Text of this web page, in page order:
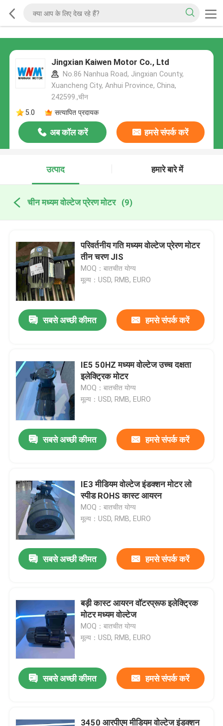
Jingxian Kaiwen Motor Co., Ltd
No.86 Nanhua Road, Jingxian County,
Xuancheng City, Anhui Province, China,
242599.,चीन
5.0
सत्यापित प्रदायक
अब कॉल करें हमसे संपर्क करें
उत्पाद हमारे बारे में
चीन मध्यम वोल्टेज प्रेरण मोटर (9)
परिवर्तनीय गति मध्यम वोल्टेज प्रेरण मोटर
तीन चरण JIS
MOQ：बातचीत योग्य
मूल्य：USD, RMB, EURO
सबसे अच्छी कीमत हमसे संपर्क करें
IE5 50HZ मध्यम वोल्टेज उच्च दक्षता
इलेक्ट्रिक मोटर
MOQ：बातचीत योग्य
मूल्य：USD, RMB, EURO
सबसे अच्छी कीमत हमसे संपर्क करें
IE3 मीडियम वोल्टेज इंडक्शन मोटर लो
स्पीड ROHS कास्ट आयरन
MOQ：बातचीत योग्य
मूल्य：USD, RMB, EURO
सबसे अच्छी कीमत हमसे संपर्क करें
बड़ी कास्ट आयरन वॉटरप्रूफ इलेक्ट्रिक
मोटर मध्यम वोल्टेज
MOQ：बातचीत योग्य
मूल्य：USD, RMB, EURO
सबसे अच्छी कीमत हमसे संपर्क करें
3450 आरपीएम मीडियम वोल्टेज इंडक्शन